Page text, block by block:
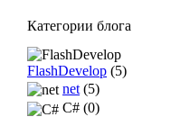
Категории блога
FlashDevelop (5)
net (5)
C# (0)